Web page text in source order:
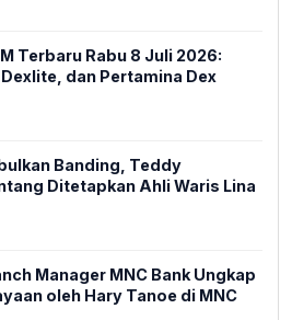
Terbaru Rabu 8 Juli 2026:
dan Pertamina Dex
Banding, Teddy
Ditetapkan Ahli Waris Lina
Manager MNC Bank Ungkap
oleh Hary Tanoe di MNC